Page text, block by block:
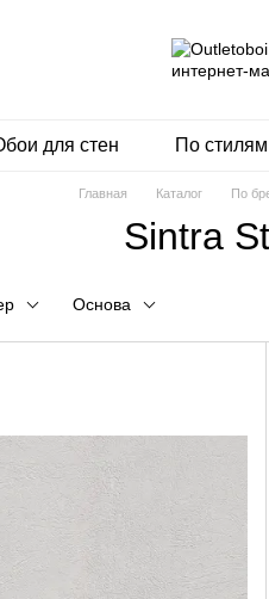
для стен По стилям
Главная Каталог По
Sintra
Основа